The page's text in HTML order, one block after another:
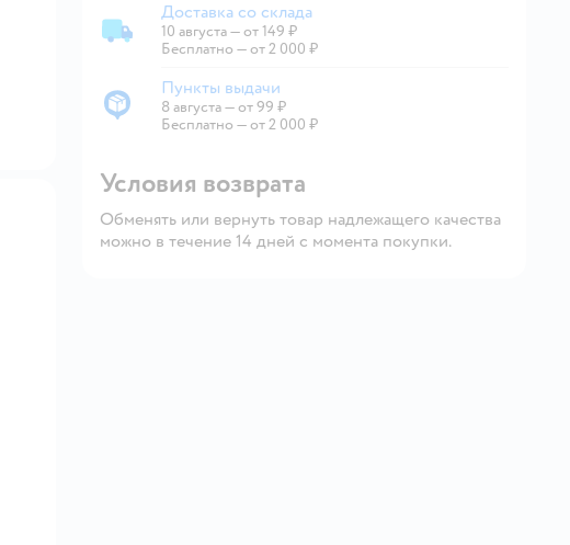
Доставка со склада
Доставка со склада
10 августа—от 149 ₽
Бесплатно — от 2 000 ₽
Пункты выдачи
Пункты выдачи
8 августа—от 99 ₽
Бесплатно — от 2 000 ₽
Условия возврата
Обменять или вернуть товар надлежащего качества
можно в течение 14 дней с момента покупки.